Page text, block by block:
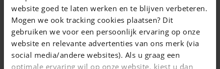
website goed te laten werken en te blijven verbeteren.
Mogen we ook tracking cookies plaatsen? Dit
gebruiken we voor een persoonlijk ervaring op onze
website en relevante advertenties van ons merk (via
social media/andere websites). Als u graag een
optimale ervaring wil op onze website, kiest u dan